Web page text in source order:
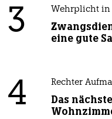
3 Wehrplicht in
eine gute
4 Rechter
Das